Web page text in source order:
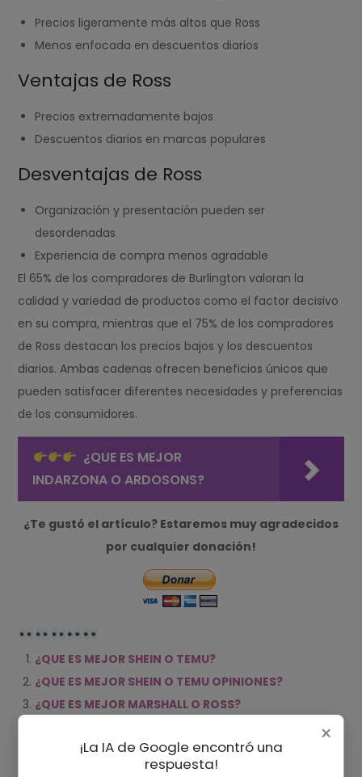
Precios ligeramente más altos que Ross
Menos enfocada en descuentos diarios
Ventajas de Ross
Precios extremadamente bajos
Descuentos diarios en marcas populares
Desventajas de Ross
Organización y presentación pueden ser
desordenadas
Experiencia de compra menos agradable
El 65% de los compradores de Burlington valoran la
calidad y variedad de productos como el factor decisivo
en su compra, mientras que el 75% de los compradores
de Ross destacan los precios bajos y los descuentos
diarios. Ambas cadenas ofrecen beneficios únicos que
pueden satisfacer diferentes necesidades y preferencias
de los consumidores.
¿QUE ES MEJOR
INDARZONA O ARDOSONS?
¿Te gustó el artículo? Estaremos muy agradecidos
por cualquier donación!
¿QUE ES MEJOR SHEIN O TEMU?
¿QUE ES MEJOR SHEIN O TEMU OPINIONES?
¿QUE ES MEJOR MARSHALL O ROSS?
×
¡La IA de Google encontró una
respuesta!